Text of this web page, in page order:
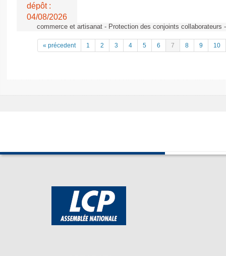
dépôt :
04/08/2026
commerce et artisanat - Protection des conjoints collaborateurs
« précedent 1 2 3 4 5 6 7 8 9 10